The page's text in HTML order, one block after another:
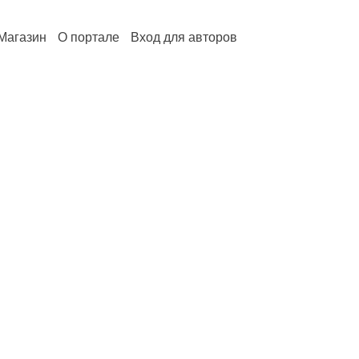
О портале Вход для авторов